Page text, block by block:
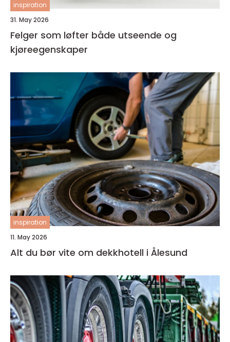
inspiration
31. May 2026
Felger som løfter både utseende og
kjøreegenskaper
inspiration
11. May 2026
Alt du bør vite om dekkhotell i Ålesund